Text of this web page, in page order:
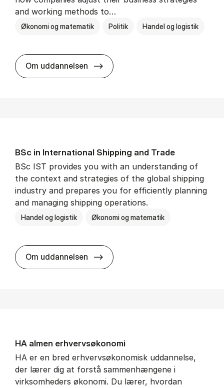
and working methods to…
Økonomi og matematik Politik Handel og logistik
Om uddannelsen BSc in In­ter­na­tion­al Busi­ness
BSc in In­ter­na­tion­al Ship­ping and Trade
BSc IST provides you with an understanding of
the context and strategies of the global shipping
industry and prepares you for efficiently planning
and managing shipping operations.
Handel og logistik Økonomi og matematik
Om uddannelsen BSc in In­ter­na­tion­al Ship­ping
HA al­men erhvervs­økonomi
HA er en bred erhvervsøkonomisk uddannelse,
der lærer dig at forstå sammenhængene i
virksomheders økonomi. Du lærer, hvordan